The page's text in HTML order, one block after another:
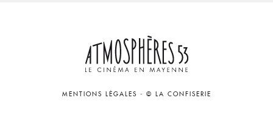
MENTIONS LÉGALES - © LA CONFISERIE